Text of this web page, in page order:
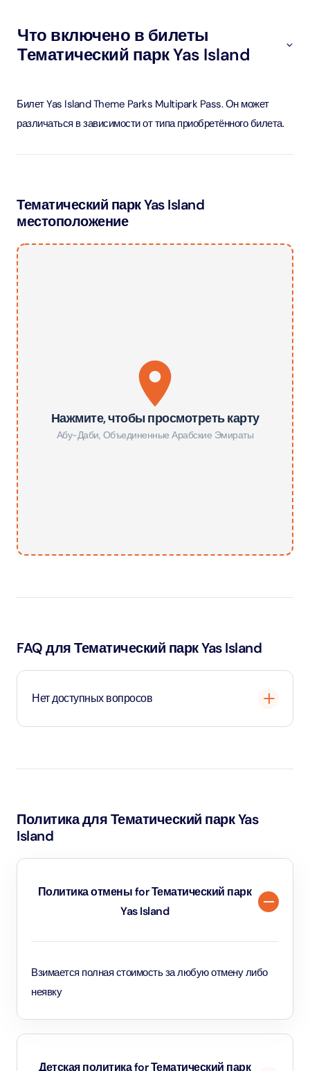
Что включено в билеты
Тематический парк Yas Island
Билет Yas Island Theme Parks Multipark Pass. Он может
различаться в зависимости от типа приобретённого билета.
Тематический парк Yas Island
местоположение
Нажмите, чтобы просмотреть карту
Абу-Даби, Объединенные Арабские Эмираты
FAQ для Тематический парк Yas Island
Нет доступных вопросов
Политика для Тематический парк Yas
Island
Политика отмены for Тематический парк
Yas Island
Взимается полная стоимость за любую отмену либо
неявку
Детская политика for Тематический парк